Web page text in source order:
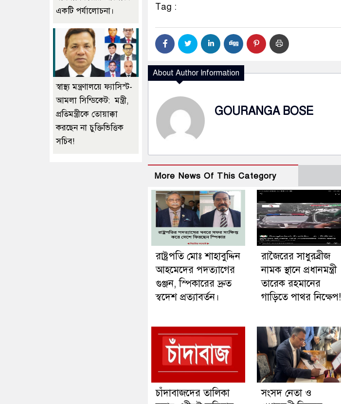
Tag :
About Author Information
GOURANGA BOSE
More News Of This Category
রাষ্ট্রপতি মোঃ শাহাবুদ্দিন
আহমেদের পদত্যাগের
গুঞ্জন, স্পিকারের দ্রুত
স্বদেশ প্রত্যাবর্তন।
রাজৈরের সাধুরব্রীজ
নামক স্থানে প্রধানমন্ত্রী
তারেক রহমানের
গাড়িতে পাথর নিক্ষেপ!
চাঁদাবাজদের তালিকা
সংসদ নেতা ও
একটি পর্যালোচনা।
স্বাস্থ্য মন্ত্রণালয়ে ফ্যাসিস্ট-
আমলা সিন্ডিকেট: মন্ত্রী,
প্রতিমন্ত্রীকে তোয়াক্কা
করছেন না চুক্তিভিত্তিক
সচিব!